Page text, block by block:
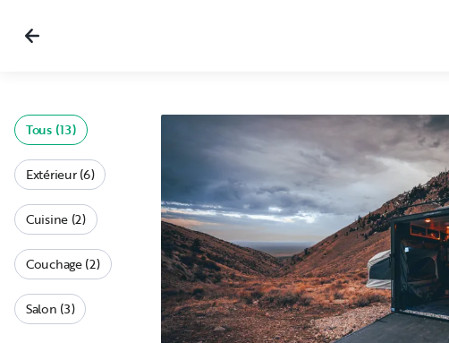
Tous (13)
Extérieur (6)
Cuisine (2)
Couchage (2)
Salon (3)